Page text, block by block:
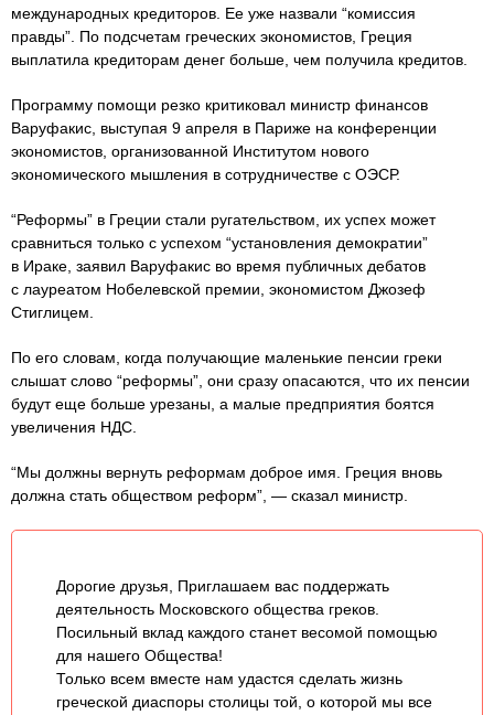
международных кредиторов. Ее уже назвали “комиссия
правды”. По подсчетам греческих экономистов, Греция
выплатила кредиторам денег больше, чем получила кредитов.
Программу помощи резко критиковал министр финансов
Варуфакис, выступая 9 апреля в Париже на конференции
экономистов, организованной Институтом нового
экономического мышления в сотрудничестве с ОЭСР.
“Реформы” в Греции стали ругательством, их успех может
сравниться только с успехом “установления демократии”
в Ираке, заявил Варуфакис во время публичных дебатов
с лауреатом Нобелевской премии, экономистом Джозеф
Стиглицем.
По его словам, когда получающие маленькие пенсии греки
слышат слово “реформы”, они сразу опасаются, что их пенсии
будут еще больше урезаны, а малые предприятия боятся
увеличения НДС.
“Мы должны вернуть реформам доброе имя. Греция вновь
должна стать обществом реформ”, — сказал министр.
Дорогие друзья, Приглашаем вас поддержать
деятельность Московского общества греков.
Посильный вклад каждого станет весомой помощью
для нашего Общества!
Только всем вместе нам удастся сделать жизнь
греческой диаспоры столицы той, о которой мы все